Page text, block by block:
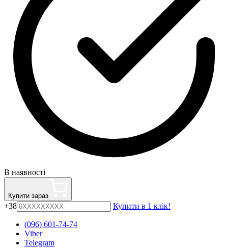
В наявності
Купити зараз
+38 Купити в 1 клік!
(096) 601-74-74
Viber
Telegram